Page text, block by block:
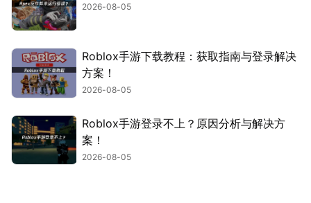
2026-08-05
Roblox手游下载教程：获取指南与登录解决
方案！
2026-08-05
Roblox手游登录不上？原因分析与解决方
案！
2026-08-05